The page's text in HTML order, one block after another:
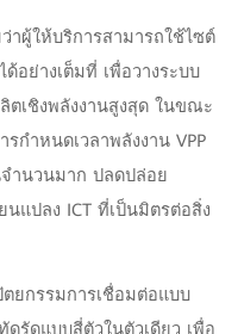
ผู้ให้บริการสามารถใช้ไซต์
ย่างเต็มที่ เพื่อวางระบบ
ตเชิงพลังงานสูงสุด ในขณะ
กำหนดเวลาพลังงาน VPP
ำนวนมาก ปลดปล่อย
นแปลง ICT ที่เป็นมิตรต่อสิ่ง
ยกรรมการเชื่อมต่อแบบ
รัดแบบสี่ตัวในตัวเดียว เพื่อ